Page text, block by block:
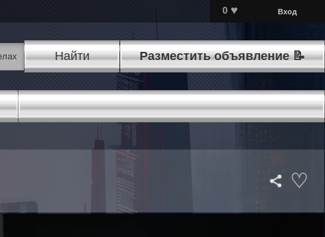
0 ♥ Вход
Найти Разместить объявление 📝